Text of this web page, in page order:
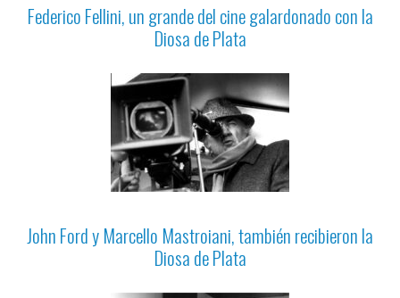
Federico Fellini, un grande del cine galardonado con la
Diosa de Plata
John Ford y Marcello Mastroiani, también recibieron la
Diosa de Plata